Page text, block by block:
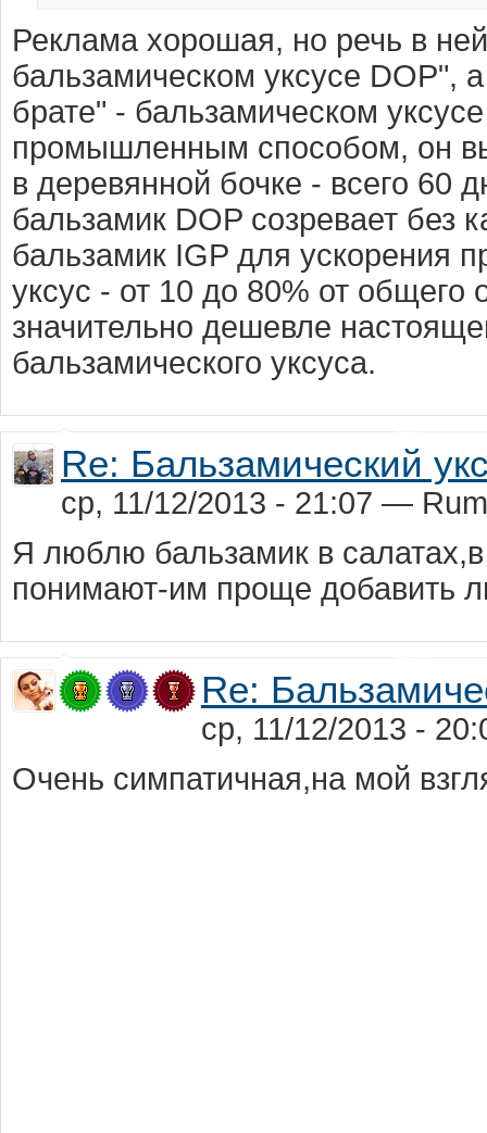
Реклама хорошая, но речь в
бальзамическом уксусе DOP",
брате" - бальзамическом
промышленным способом, он
в деревянной бочке - всего 60
бальзамик DOP созревает без
бальзамик IGP для ускорения
уксус - от 10 до 80% от
значительно дешевле
бальзамического уксуса.
Re: Бальзамический
ср, 11/12/2013 - 21:07 —
Я люблю бальзамик в
понимают-им проще добавить
Re:
ср, 11/12/2013 -
Очень симпатичная,на мой